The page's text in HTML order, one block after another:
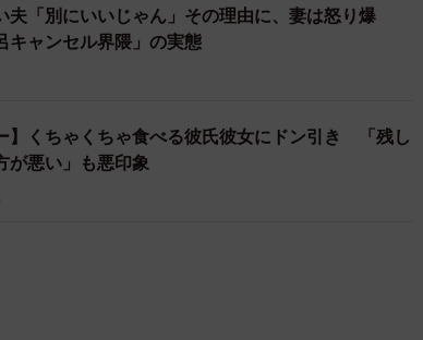
夫「別にいいじゃん」その理由に、妻は怒り爆
ャンセル界隈」の実態
】くちゃくちゃ食べる彼氏彼女にドン引き 「残し
が悪い」も悪印象